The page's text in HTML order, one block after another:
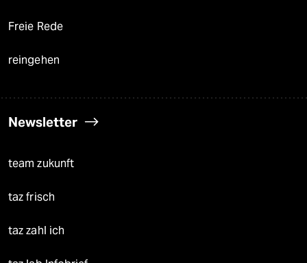
Freie Rede
reingehen
Newsletter
team zukunft
taz frisch
taz zahl ich